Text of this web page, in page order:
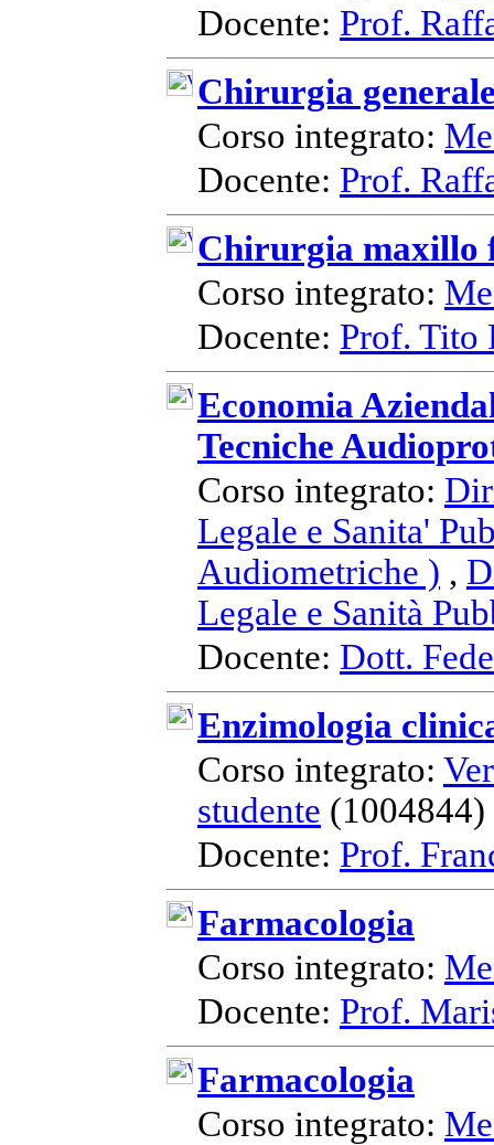
Docente: Prof.
Chirurgia
Corso integrato:
Docente: Prof.
Chirurgia maxillo
Corso integrato:
Docente: Prof. Tito
Economia
Tecniche
Corso integrato:
Legale e Sanita'
Audiometriche ) ,
Legale e Sanità
Docente: Dott.
Enzimologia
Corso integrato:
studente (1004844)
Docente: Prof.
Farmacologia
Corso integrato:
Docente: Prof.
Farmacologia
Corso integrato: